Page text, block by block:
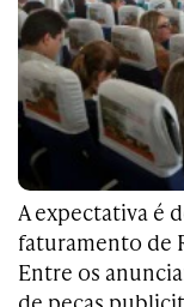
A expectativa é
faturamento de
Entre os